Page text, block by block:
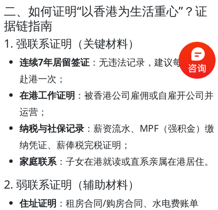
二、如何证明“以香港为生活重心”？证
据链指南
1. 强联系证明（关键材料）
连续7年居留签证 ：无违法记录，建议每3个月
赴港一次；
在港工作证明 ：被香港公司雇佣或自雇开公司并
运营；
纳税与社保记录 ：薪资流水、MPF（强积金）缴
纳凭证、薪俸税完税证明；
家庭联系：子女在港就读或直系亲属在港居住。
2. 弱联系证明（辅助材料）
住址证明 ：租房合同/购房合同、水电费账单